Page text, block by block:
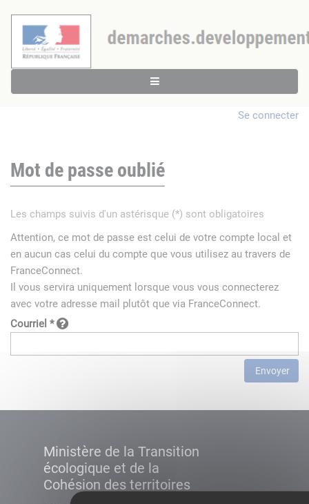
Se connecter
Mot de passe oublié
Les champs suivis d'un astérisque (*) sont obligatoires
Attention, ce mot de passe est celui de votre compte local et
en aucun cas celui du compte que vous utilisez au travers de
FranceConnect.
Il vous servira uniquement lorsque vous vous connecterez
avec votre adresse mail plutôt que via FranceConnect.
Courriel *
Envoyer
Ministère de la Transition
écologique et de la
Cohésion des territoires